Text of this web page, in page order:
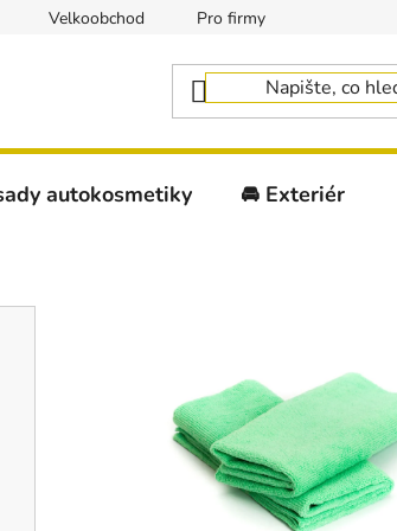
Velkoobchod Pro firmy
autokosmetiky 🚘 Exteriér